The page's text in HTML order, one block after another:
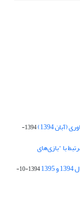
1394)
1394-
مقالات مرتبط با "بازی‌های
1394-10-